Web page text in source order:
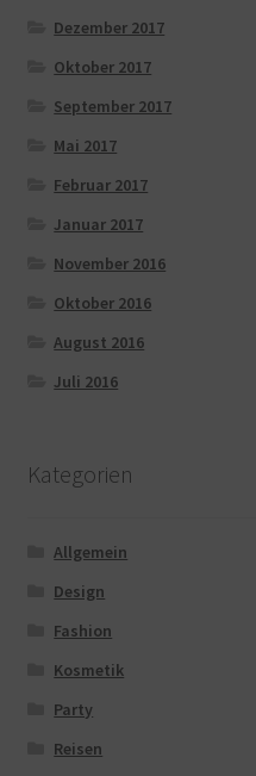
Dezember 2017
Oktober 2017
September 2017
Mai 2017
Februar 2017
Januar 2017
November 2016
Oktober 2016
August 2016
Juli 2016
Kategorien
Allgemein
Design
Fashion
Kosmetik
Party
Reisen